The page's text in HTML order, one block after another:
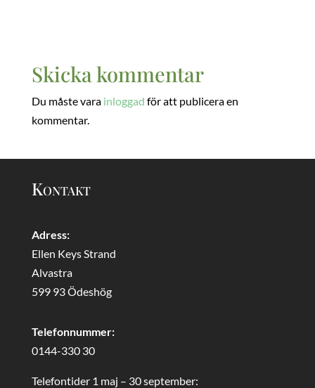
Skicka kommentar
Du måste vara inloggad för att publicera en
kommentar.
Kontakt
Adress:
Ellen Keys Strand
Alvastra
599 93 Ödeshög
Telefonnummer:
0144-330 30
Telefontider 1 maj – 30 september: